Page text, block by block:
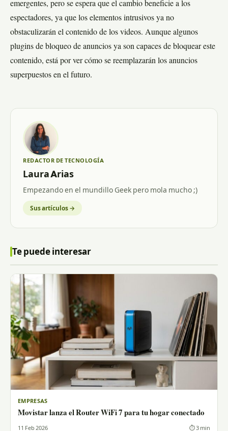
emergentes, pero se espera que el cambio beneficie a los
espectadores, ya que los elementos intrusivos ya no
obstaculizarán el contenido de los videos. Aunque algunos
plugins de bloqueo de anuncios ya son capaces de bloquear este
contenido, está por ver cómo se reemplazarán los anuncios
superpuestos en el futuro.
REDACTOR DE TECNOLOGÍA
Laura Arias
Empezando en el mundillo Geek pero mola mucho ;)
Sus artículos →
Te puede interesar
EMPRESAS
Movistar lanza el Router WiFi 7 para tu hogar conectado
11 Feb 2026 ⏱ 3 min